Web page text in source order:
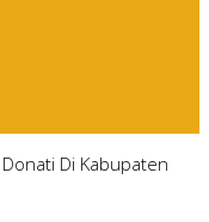
Di Kabupaten